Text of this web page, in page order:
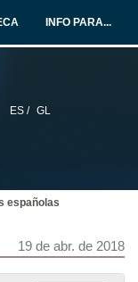
INFO PARA...
ES / GL
españolas
19 de abr. de 2018
A política de comunicación e imaxe da Universidade de Vigo
de abr. de 2018